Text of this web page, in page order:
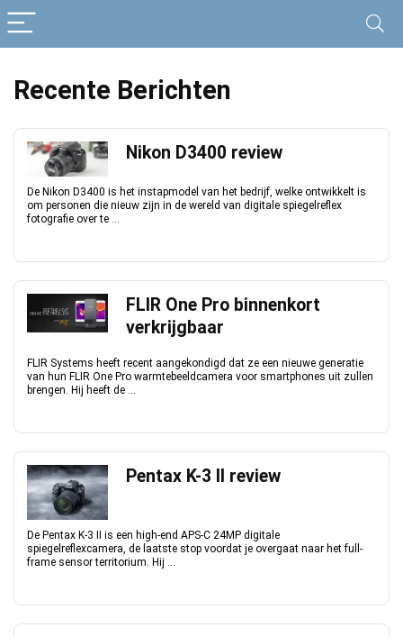
Recente Berichten
Nikon D3400 review
De Nikon D3400 is het instapmodel van het bedrijf, welke ontwikkelt is
om personen die nieuw zijn in de wereld van digitale spiegelreflex
fotografie over te ...
FLIR One Pro binnenkort
verkrijgbaar
FLIR Systems heeft recent aangekondigd dat ze een nieuwe generatie
van hun FLIR One Pro warmtebeeldcamera voor smartphones uit zullen
brengen. Hij heeft de ...
Pentax K-3 II review
De Pentax K-3 II is een high-end APS-C 24MP digitale
spiegelreflexcamera, de laatste stop voordat je overgaat naar het full-
frame sensor territorium. Hij ...